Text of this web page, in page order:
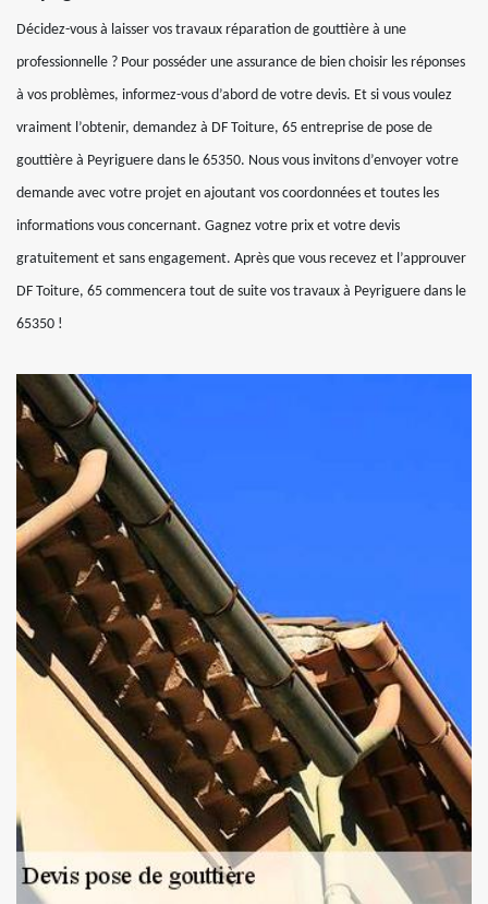
Décidez-vous à laisser vos travaux réparation de gouttière à une
professionnelle ? Pour posséder une assurance de bien choisir les réponses
à vos problèmes, informez-vous d’abord de votre devis. Et si vous voulez
vraiment l’obtenir, demandez à DF Toiture, 65 entreprise de pose de
gouttière à Peyriguere dans le 65350. Nous vous invitons d’envoyer votre
demande avec votre projet en ajoutant vos coordonnées et toutes les
informations vous concernant. Gagnez votre prix et votre devis
gratuitement et sans engagement. Après que vous recevez et l’approuver
DF Toiture, 65 commencera tout de suite vos travaux à Peyriguere dans le
65350 !